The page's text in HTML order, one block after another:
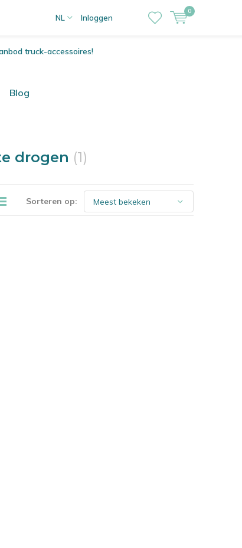
NL Inloggen
0
truck-accessoires!
Blog
drogen (1)
Sorteren op: